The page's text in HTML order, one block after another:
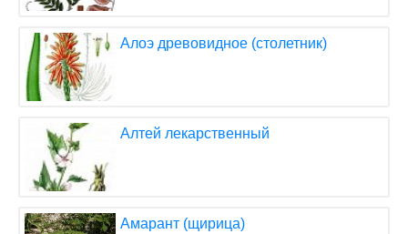
Алоэ древовидное (столетник)
Алтей лекарственный
Амарант (щирица)